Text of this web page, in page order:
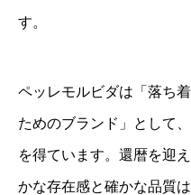
す。
ペッレモルビダは「落ち
ためのブランド」として
を得ています。還暦を迎
かな存在感と確かな品質